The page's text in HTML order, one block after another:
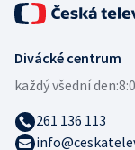
Divácké centrum
každý všední den:
261 136 113